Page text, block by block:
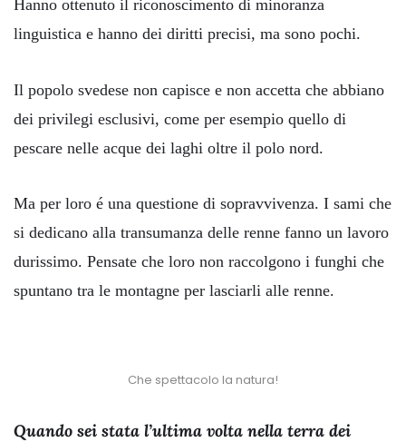
Hanno ottenuto il riconoscimento di minoranza
linguistica e hanno dei diritti precisi, ma sono pochi.
Il popolo svedese non capisce e non accetta che abbiano
dei privilegi esclusivi, come per esempio quello di
pescare nelle acque dei laghi oltre il polo nord.
Ma per loro é una questione di sopravvivenza. I sami che
si dedicano alla transumanza delle renne fanno un lavoro
durissimo. Pensate che loro non raccolgono i funghi che
spuntano tra le montagne per lasciarli alle renne.
Che spettacolo la natura!
Quando sei stata l’ultima volta nella terra dei